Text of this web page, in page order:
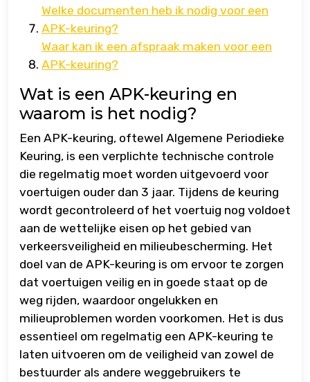
Welke documenten heb ik nodig voor een
APK-keuring?
Waar kan ik een afspraak maken voor een
APK-keuring?
Wat is een APK-keuring en
waarom is het nodig?
Een APK-keuring, oftewel Algemene Periodieke
Keuring, is een verplichte technische controle
die regelmatig moet worden uitgevoerd voor
voertuigen ouder dan 3 jaar. Tijdens de keuring
wordt gecontroleerd of het voertuig nog voldoet
aan de wettelijke eisen op het gebied van
verkeersveiligheid en milieubescherming. Het
doel van de APK-keuring is om ervoor te zorgen
dat voertuigen veilig en in goede staat op de
weg rijden, waardoor ongelukken en
milieuproblemen worden voorkomen. Het is dus
essentieel om regelmatig een APK-keuring te
laten uitvoeren om de veiligheid van zowel de
bestuurder als andere weggebruikers te